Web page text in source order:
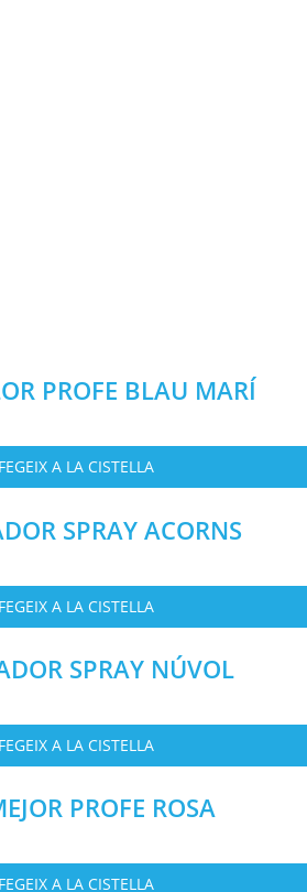
PROFE BLAU MARÍ
A LA CISTELLA
SPRAY ACORNS
A LA CISTELLA
SPRAY NÚVOL
A LA CISTELLA
PROFE ROSA
A LA CISTELLA